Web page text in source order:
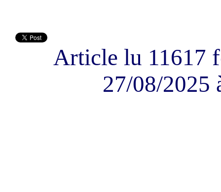
Article lu 11617
27/08/2025